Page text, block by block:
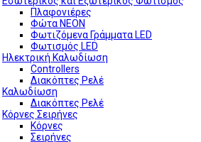
Πλαφονιέρες
Φώτα NEON
Φωτιζόμενα Γράμματα LED
Φωτισμός LED
Ηλεκτρική Καλωδίωση
Controllers
Διακόπτες Ρελέ
Καλωδίωση
Διακόπτες Ρελέ
Κόρνες Σειρήνες
Κόρνες
Σειρήνες